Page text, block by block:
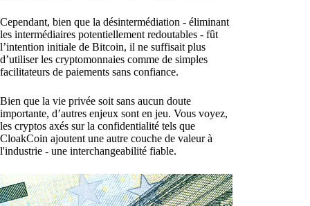
Cependant, bien que la désintermédiation - éliminant
les intermédiaires potentiellement redoutables - fût
l’intention initiale de Bitcoin, il ne suffisait plus
d’utiliser les cryptomonnaies comme de simples
facilitateurs de paiements sans confiance.
Bien que la vie privée soit sans aucun doute
importante, d’autres enjeux sont en jeu. Vous voyez,
les cryptos axés sur la confidentialité tels que
CloakCoin ajoutent une autre couche de valeur à
l'industrie - une interchangeabilité fiable.